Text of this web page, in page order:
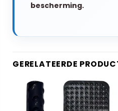
bescherming.
GERELATEERDE